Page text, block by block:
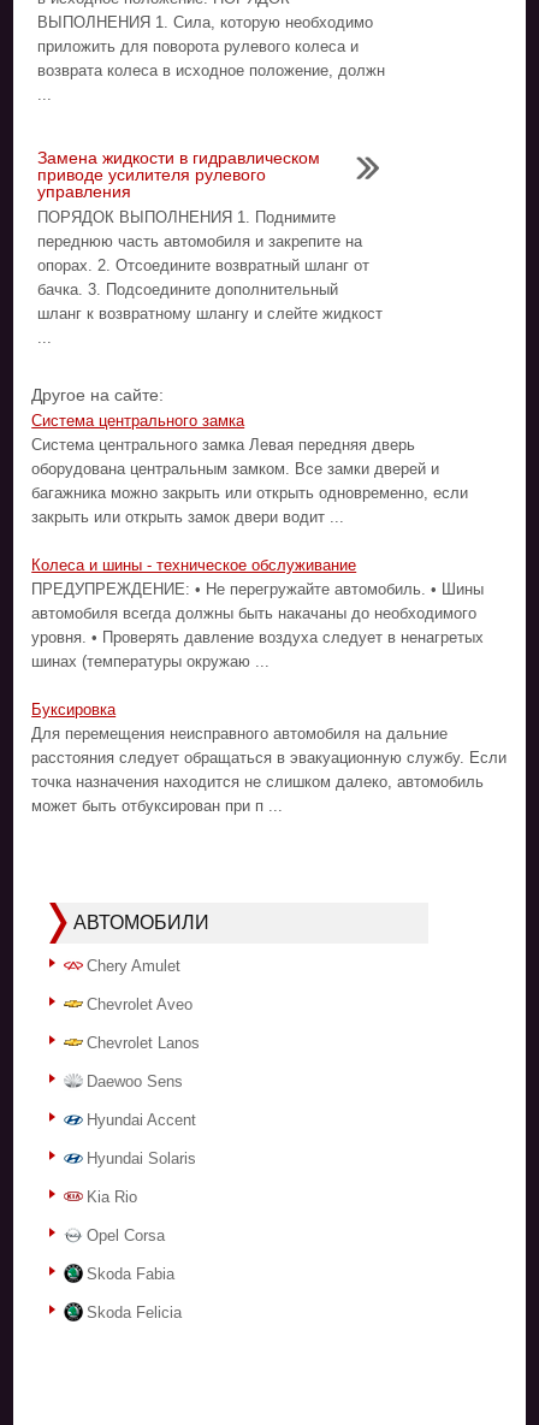
ВЫПОЛНЕНИЯ 1. Сила, которую необходимо
приложить для поворота рулевого колеса и
возврата колеса в исходное положение, должн
Замена жидкости в гидравлическом
приводе усилителя рулевого
управления
ПОРЯДОК ВЫПОЛНЕНИЯ 1. Поднимите
переднюю часть автомобиля и закрепите на
опорах. 2. Отсоедините возвратный шланг от
бачка. 3. Подсоедините дополнительный
шланг к возвратному шлангу и слейте жидкост
Другое на сайте:
Система центрального замка
Система центрального замка Левая передняя дверь
оборудована центральным замком. Все замки дверей и
багажника можно закрыть или открыть одновременно, если
закрыть или открыть замок двери водит ...
Колеса и шины - техническое обслуживание
ПРЕДУПРЕЖДЕНИЕ: • Не перегружайте автомобиль. • Шины
автомобиля всегда должны быть накачаны до необходимого
уровня. • Проверять давление воздуха следует в ненагретых
шинах (температуры окружаю ...
Буксировка
Для перемещения неисправного автомобиля на дальние
расстояния следует обращаться в эвакуационную службу. Если
точка назначения находится не слишком далеко, автомобиль
может быть отбуксирован при п ...
АВТОМОБИЛИ
Chery Amulet
Chevrolet Aveo
Chevrolet Lanos
Daewoo Sens
Hyundai Accent
Hyundai Solaris
Kia Rio
Opel Corsa
Skoda Fabia
Skoda Felicia